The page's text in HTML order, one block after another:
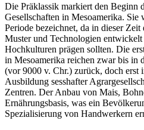
Die Präklassik markiert den Beginn
Gesellschaften in Mesoamerika.
Periode bezeichnet, da in dieser
Muster und Technologien
Hochkulturen prägen sollten. Die
in Mesoamerika reichen zwar bis in
(vor 9000 v. Chr.) zurück, doch erst
Ausbildung sesshafter
Zentren. Der Anbau von Mais,
Ernährungsbasis, was ein
Spezialisierung von Handwerkern